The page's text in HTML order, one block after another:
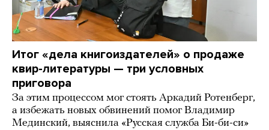
Итог «дела книгоиздателей» о продаже
квир-литературы — три условных
приговора
За этим процессом мог стоять Аркадий Ротенберг,
а избежать новых обвинений помог Владимир
Мединский, выяснила «Русская служба Би-би-си»